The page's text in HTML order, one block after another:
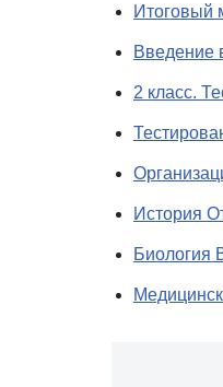
Итоговый
Введение
2 класс.
История
Биология